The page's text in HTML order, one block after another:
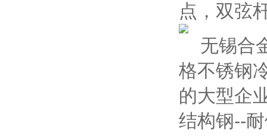
点，双弦
无锡合
格不锈钢
的大型企
结构钢--